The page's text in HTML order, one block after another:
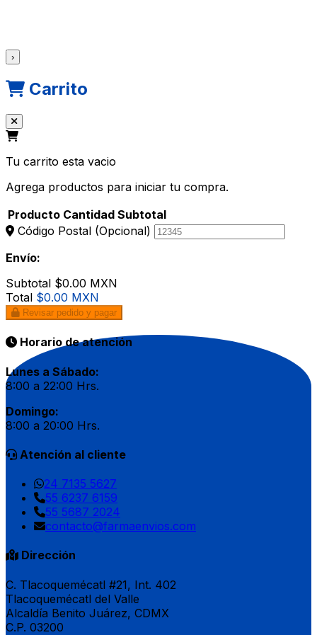
›
Carrito
Tu carrito esta vacio
Agrega productos para iniciar tu compra.
Producto Cantidad Subtotal
Código Postal (Opcional)
Envío:
Subtotal $0.00 MXN
Total $0.00 MXN
Revisar pedido y pagar
Horario de atención
Lunes a Sábado:
8:00 a 22:00 Hrs.
Domingo:
8:00 a 20:00 Hrs.
Atención al cliente
24 7135 5627
55 6237 6159
55 5687 2024
contacto@farmaenvios.com
Dirección
C. Tlacoquemécatl #21, Int. 402
Tlacoquemécatl del Valle
Alcaldía Benito Juárez, CDMX
C.P. 03200